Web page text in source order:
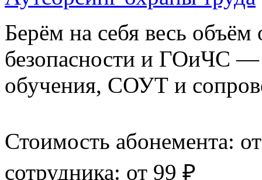
Берём на себя весь
безопасности и ГОиЧС —
обучения, СОУТ и
Стоимость абонемента:
сотрудника: от 99 ₽